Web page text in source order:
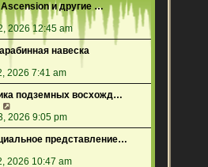
и другие …
2026 12:45 am
навеска
2026 7:41 am
подземных восхожд…
е
р
е
т
2026 9:05 pm
представление…
2026 10:47 am